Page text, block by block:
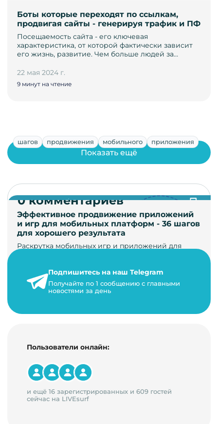
Боты которые переходят по ссылкам,
продвигая сайты - генерируя трафик и ПФ
Посещаемость сайта - его ключевая
характеристика, от которой фактически зависит
его жизнь, развитие. Чем больше людей за…
22 мая 2024 г.
9 минут на чтение
шагов продвижения мобильного приложения
Эффективное продвижение приложений
и игр для мобильных платформ - 36 шагов
для хорошего результата
Раскрутка мобильных игр и приложений для
24 января 2021 г.
14 минут на чтение
Показать ещё
0 комментариев
Подпишитесь на наш Telegram
Получайте по 1 сообщению с главными
новостями за день
Пользователи онлайн:
и ещё 16 зарегистрированных и 609 гостей
сейчас на LIVEsurf